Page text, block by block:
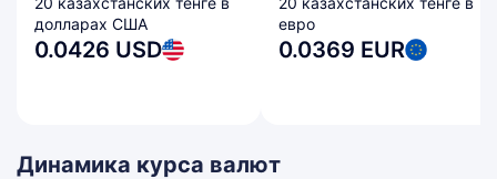
долларах США
0.0426 USD
евро
0.0369 EUR
Динамика курса валют